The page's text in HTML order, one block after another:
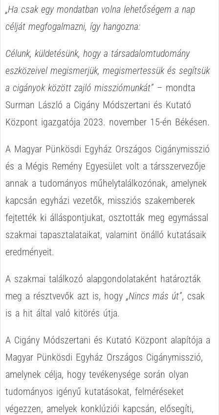
„Ha csak egy mondatban volna lehetőségem a nap
célját megfogalmazni, így hangozna:
Célunk, küldetésünk, hogy a társadalomtudomány
eszközeivel megismerjük, megismertessük és segítsük
a cigányok között zajló missziómunkát”– mondta
Surman László a Cigány Módszertani és Kutató
Központ igazgatója 2023. november 15-én Békésen.
A Magyar Pünkösdi Egyház Országos Cigánymisszió
és a Mégis Remény Egyesület volt a társszervezője
annak a tudományos műhelytalálkozónak, amelynek
kapcsán egyházi vezetők, missziós szakemberek
fejtették ki álláspontjukat, osztották meg egymással
szakmai tapasztalataikat, valamint önálló kutatásaik
eredményeit.
A szakmai találkozó alapgondolataként határozták
meg a résztvevők azt is, hogy „Nincs más út”, csak
is a hit által való kitörés útja.
A Cigány Módszertani és Kutató Központ alapítója a
Magyar Pünkösdi Egyház Országos Cigánymisszió,
amelynek célja, hogy tevékenysége során olyan
tudományos igényű kutatásokat, felméréseket
végezzen, amelyek konklúziói kapcsán, elősegíti,